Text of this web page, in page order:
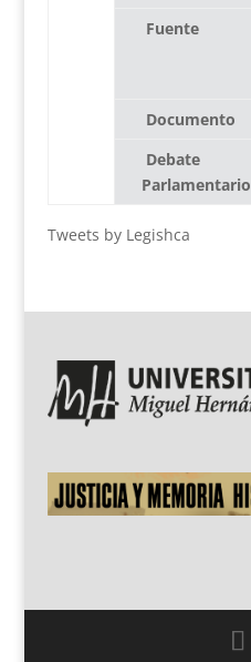
Fuente
Documento
Debate
Parlamentario
Tweets by Legishca